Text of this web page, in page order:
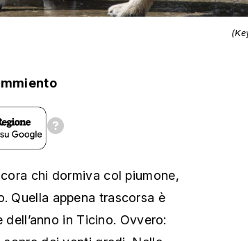
chi dormiva col piumone,
Quella appena trascorsa è
in Ticino. Ovvero: